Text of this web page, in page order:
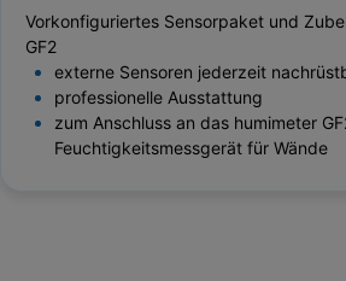
Vorkonfiguriertes Sensorpaket und
GF2
externe Sensoren jederzeit
professionelle Ausstattung
zum Anschluss an das humimeter
Feuchtigkeitsmessgerät für Wände